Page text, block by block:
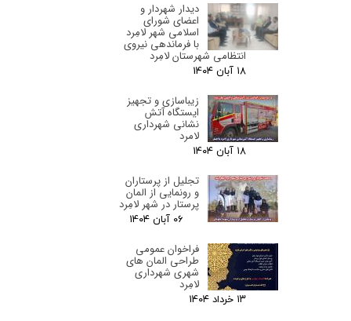
دیدار شهردار و
اعضای شورای
اسلامی شهر لامِرد
با فرماندهی نیروی
انتظامی شهرستان لامِرد
۱۸ آبان ۰۴
زیباسازی و تجهیز
ایستگاه آتش
نشانی شهرداری
لامرد
۱۸ آبان ۰۴
تجلیل از پرستاران
و رونمایی از المان
پرستار در شهر لامِرد
۰۶ آبان ۰۴
فراخوان عمومی
طراحی المان های
شهری شهرداری
لامِرد
۱۳ خرداد ۰۴